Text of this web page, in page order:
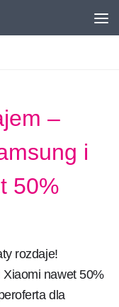
–
i
50%
rozdaje!
nawet 50%
dla